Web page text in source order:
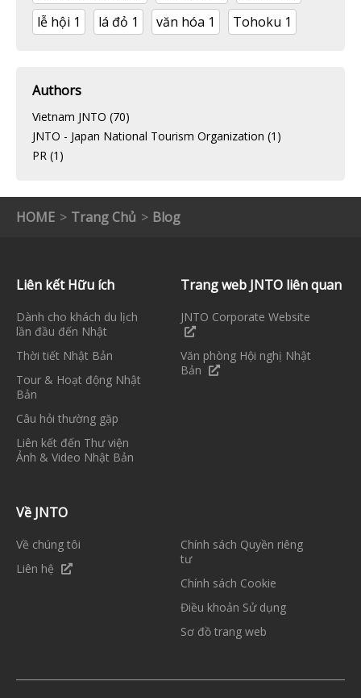
lễ hội 1 lá đỏ 1 văn hóa 1 Tohoku 1
Authors
Vietnam JNTO (70)
JNTO - Japan National Tourism Organization (1)
PR (1)
HOME Trang Chủ Blog
Liên kết Hữu ích
Dành cho khách du lịch
lần đầu đến Nhật
Thời tiết Nhật Bản
Tour & Hoạt động Nhật
Bản
Câu hỏi thường gặp
Liên kết đến Thư viện
Ảnh & Video Nhật Bản
Trang web JNTO liên quan
JNTO Corporate Website
Văn phòng Hội nghị Nhật
Bản
Về JNTO
Về chúng tôi
Liên hệ
Chính sách Quyền riêng
tư
Chính sách Cookie
Điều khoản Sử dụng
Sơ đồ trang web